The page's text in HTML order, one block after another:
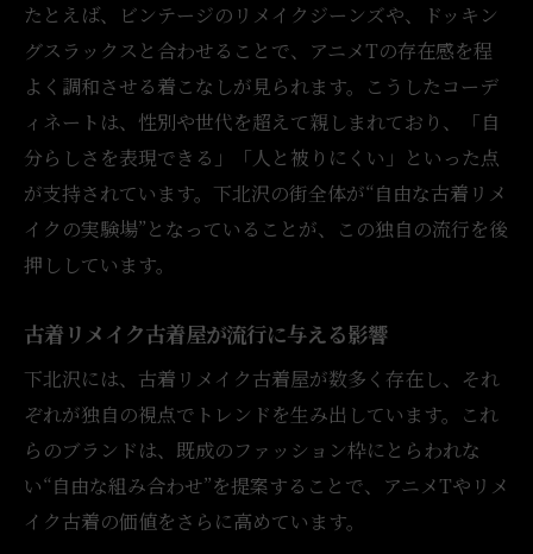
たとえば、ビンテージのリメイクジーンズや、ドッキン
グスラックスと合わせることで、アニメTの存在感を程
よく調和させる着こなしが見られます。こうしたコーデ
ィネートは、性別や世代を超えて親しまれており、「自
分らしさを表現できる」「人と被りにくい」といった点
が支持されています。下北沢の街全体が“自由な古着リメ
イクの実験場”となっていることが、この独自の流行を後
押ししています。
古着リメイク古着屋が流行に与える影響
下北沢には、古着リメイク古着屋が数多く存在し、それ
ぞれが独自の視点でトレンドを生み出しています。これ
らのブランドは、既成のファッション枠にとらわれな
い“自由な組み合わせ”を提案することで、アニメTやリメ
イク古着の価値をさらに高めています。